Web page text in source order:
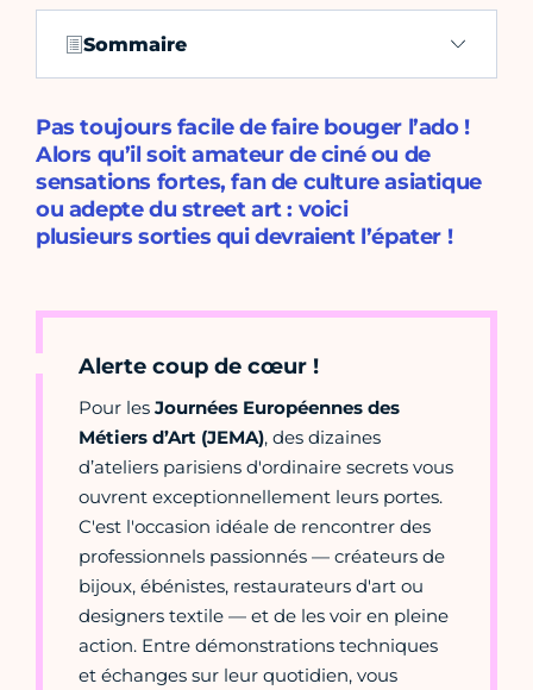
Sommaire
Pas toujours facile de faire bouger l’ado !
Alors qu’il soit amateur de ciné ou de
sensations fortes, fan de culture asiatique
ou adepte du street art : voici
plusieurs sorties qui devraient l’épater !
Alerte coup de cœur !
Pour les Journées Européennes des
Métiers d’Art (JEMA), des dizaines
d’ateliers parisiens d'ordinaire secrets vous
ouvrent exceptionnellement leurs portes.
C'est l'occasion idéale de rencontrer des
professionnels passionnés — créateurs de
bijoux, ébénistes, restaurateurs d'art ou
designers textile — et de les voir en pleine
action. Entre démonstrations techniques
et échanges sur leur quotidien, vous